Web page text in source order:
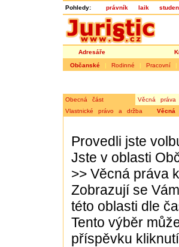
Pohledy: právník laik
Adresáře
Občanské | Rodinné | Pracovní |
Obecná část Věcná práva
Vlastnické právo a držba
Provedli jste
Jste v oblasti
>> Věcná práva
Zobrazují se
této oblasti dle
Tento výběr
příspěvku